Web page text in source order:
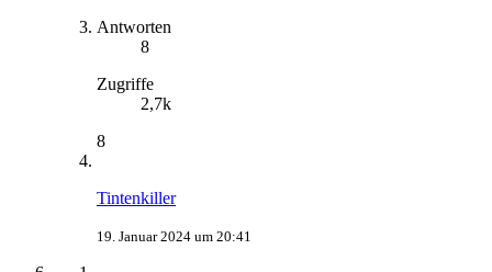
Antworten
8
Zugriffe
2,7k
8
Tintenkiller
19. Januar 2024 um 20:41